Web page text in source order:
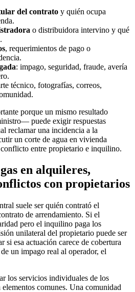
del contrato y quién ocupa
o distribuidora intervino y qué
, requerimientos de pago o
: impago, seguridad, fraude, avería
técnico, fotografías, correos,
porque un mismo resultado
puede exigir respuestas
reclamar una incidencia a la
un corte de agua en vivienda
entre propietario e inquilino.
en alquileres,
con propietarios
suele ser quién contrató el
de arrendamiento. Si el
pero el inquilino paga los
unilateral del propietario puede ser
si esa actuación carece de cobertura
un impago real al operador, el
los servicios individuales de los
comunes. Una comunidad